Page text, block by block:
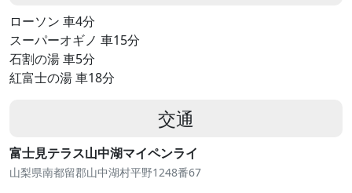
ローソン 車4分
スーパーオギノ 車15分
石割の湯 車5分
紅富士の湯 車18分
交通
富士見テラス山中湖マイペンライ
山梨県南都留郡山中湖村平野1248番67